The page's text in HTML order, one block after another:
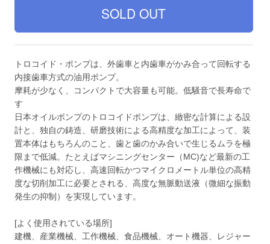
トロコイド・ポンプは、外歯車と内歯車がかみ合って回転する
内接歯車方式の油用ポンプ。
摩耗が少なく、コンパクトで大容量も可能。低騒音で長寿命で
す
日本オイルポンプのトロコイドポンプは、緻密な計算による設
計と、独自の鋳造、研磨技術による高精度な加工によって、装
置本体はもちろんのこと、歯と歯のかみ合いで生じるムラを極
限まで低減。たとえばマシニングセンター（MC)など最新の工
作機械にも対応し、高速回転かつマイクロメートル単位の高精
度な切削加工に必要とされる、高度な無脈動送液（微細な振動
発生の抑制）を実現しています。
[よく使用されている場所]
建機、産業機械、工作機械、食品機械、オート機器、レジャー